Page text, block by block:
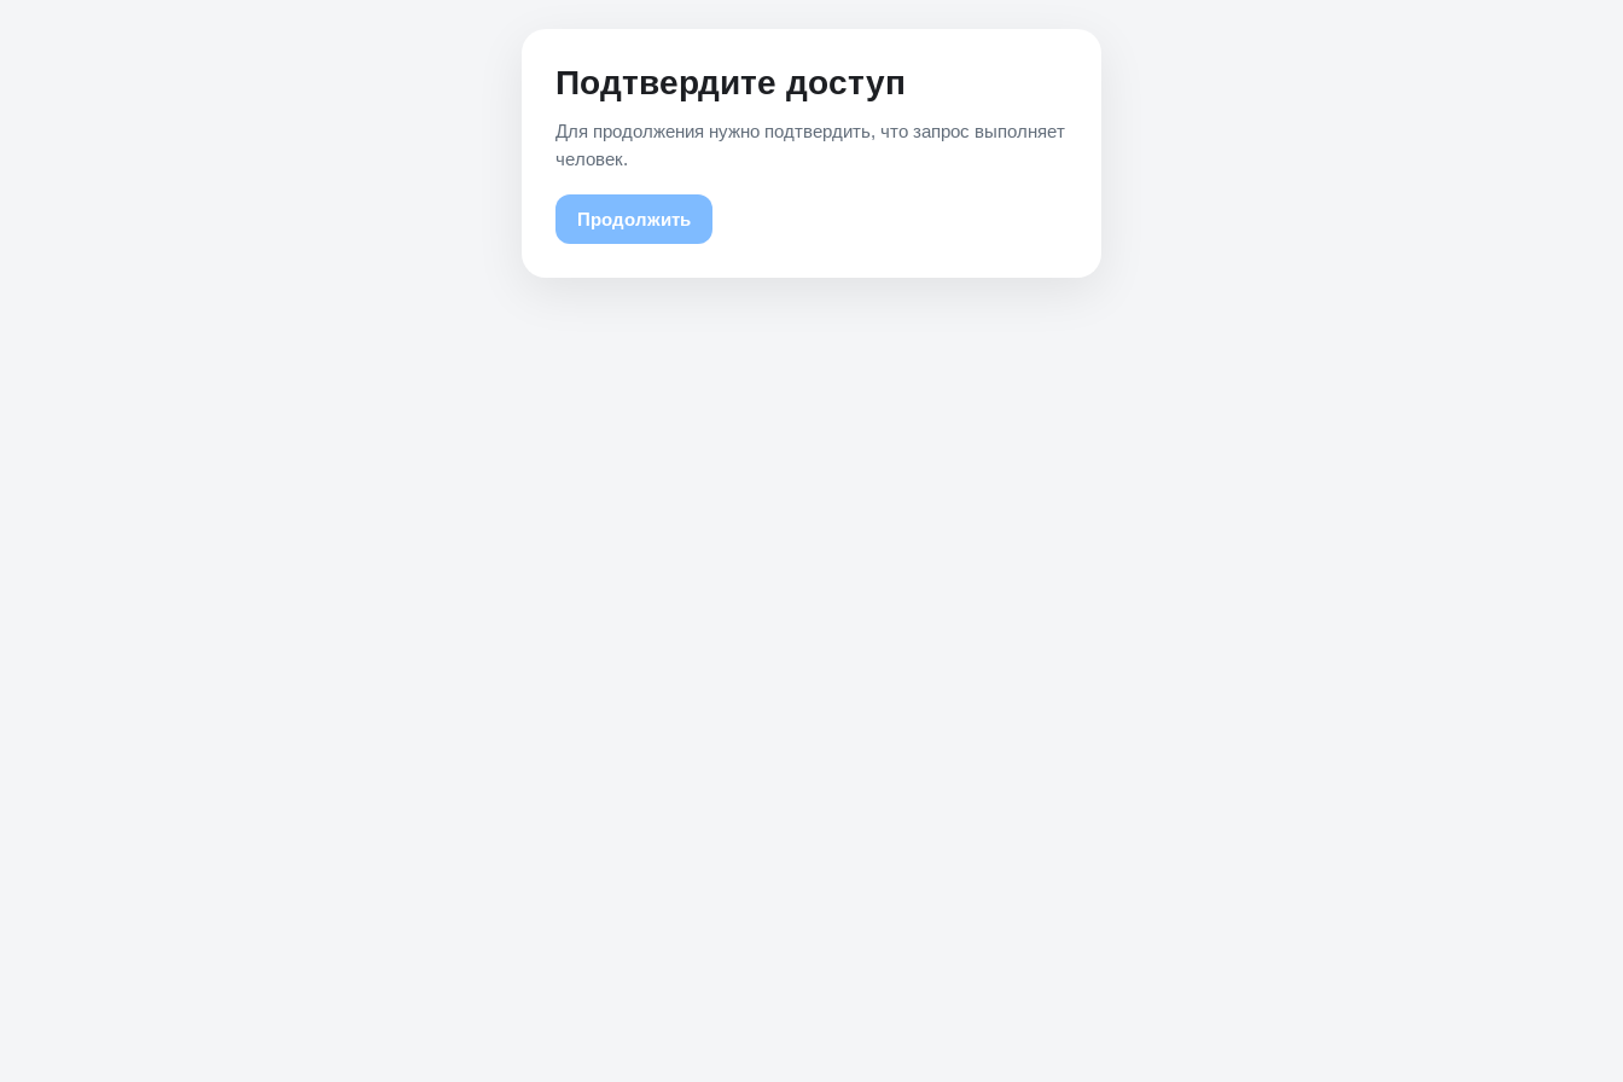
Подтвердите доступ
Для продолжения нужно подтвердить, что запрос выполняет
человек.
Продолжить